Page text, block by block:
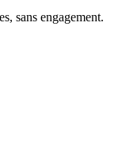
sans engagement.